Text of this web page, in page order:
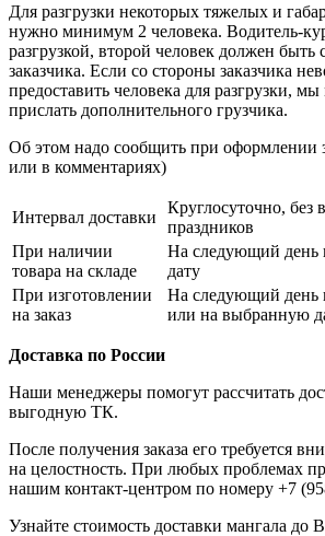
Для разгрузки некоторых тяжелых и
нужно минимум 2 человека. Водитель-
разгрузкой, второй человек должен быть
заказчика. Если со стороны заказчика
предоставить человека для разгрузки,
прислать дополнительного грузчика.
Об этом надо сообщить при оформлении
или в комментариях)
Интервал доставки
Круглосуточно, без
праздников
При наличии
товара на складе
На следующий день
дату
При изготовлении
на заказ
На следующий день
или на выбранную
Доставка по России
Наши менеджеры помогут рассчитать
выгодную ТК.
После получения заказа его требуется
на целостность. При любых проблемах
нашим контакт-центром по номеру +7
Узнайте стоимость доставки мангала до